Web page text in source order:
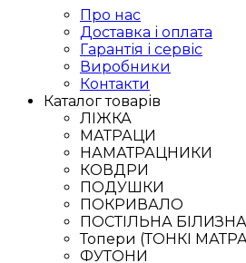
Про нас
Доставка і оплата
Гарантія і сервіс
Виробники
Контакти
Каталог товарів
ЛІЖКА
МАТРАЦИ
НАМАТРАЦНИКИ
КОВДРИ
ПОДУШКИ
ПОКРИВАЛО
ПОСТІЛЬНА БІЛИЗНА
Топери (ТОНКІ
ФУТОНИ